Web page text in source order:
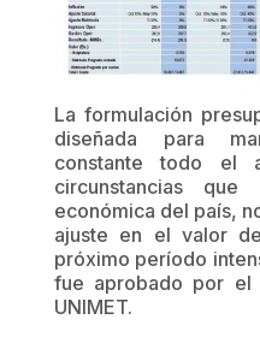
La formulación
diseñada para
constante todo el
circunstancias
económica del país,
ajuste en el valor
próximo período
fue aprobado por el
UNIMET.